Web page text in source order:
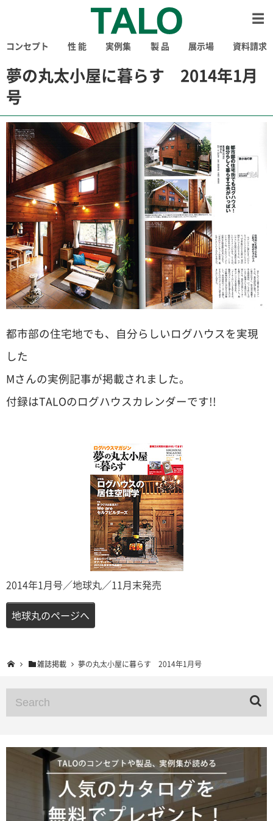
コンセプト 性 能 実例集 製 品 展示場 資料請求
夢の丸太小屋に暮らす 2014年1月
号
都市部の住宅地でも、自分らしいログハウスを実現
した
Mさんの実例記事が掲載されました。
付録はTALOのログハウスカレンダーです!!
2014年1月号／地球丸／11月末発売
地球丸のページへ
雑誌掲載 夢の丸太小屋に暮らす 2014年1月号